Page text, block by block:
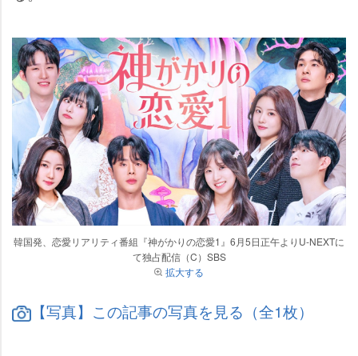
韓国発、恋愛リアリティ番組『神がかりの恋愛1』6月5日正午よりU-NEXTに
て独占配信（C）SBS
拡大する
【写真】この記事の写真を見る（全1枚）